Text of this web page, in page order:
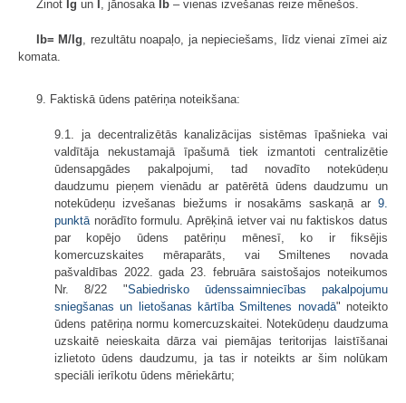
Zinot Ig un , jānosaka Ib – vienas izvešanas reize mēnešos.
Ib= M/Ig, rezultātu noapaļo, ja nepieciešams, līdz vienai zīmei aiz
komata.
9. Faktiskā ūdens patēriņa noteikšana:
9.1. ja decentralizētās kanalizācijas sistēmas īpašnieka vai
valdītāja nekustamajā īpašumā tiek izmantoti centralizētie
ūdensapgādes pakalpojumi, tad novadīto notekūdeņu
daudzumu pieņem vienādu ar patērētā ūdens daudzumu un
notekūdeņu izvešanas biežums ir nosakāms saskaņā ar 9.
punktānorādīto formulu. Aprēķinā ietver vai nu faktiskos datus
par kopējo ūdens patēriņu mēnesī, ko ir fiksējis
komercuzskaites mēraparāts, vai Smiltenes novada
pašvaldības 2022. gada 23. februāra saistošajos noteikumos
Nr. 8/22 "Sabiedrisko ūdenssaimniecības pakalpojumu
sniegšanas un lietošanas kārtība Smiltenes novadā" noteikto
ūdens patēriņa normu komercuzskaitei. Notekūdeņu daudzuma
uzskaitē neieskaita dārza vai piemājas teritorijas laistīšanai
izlietoto ūdens daudzumu, ja tas ir noteikts ar šim nolūkam
speciāli ierīkotu ūdens mēriekārtu;